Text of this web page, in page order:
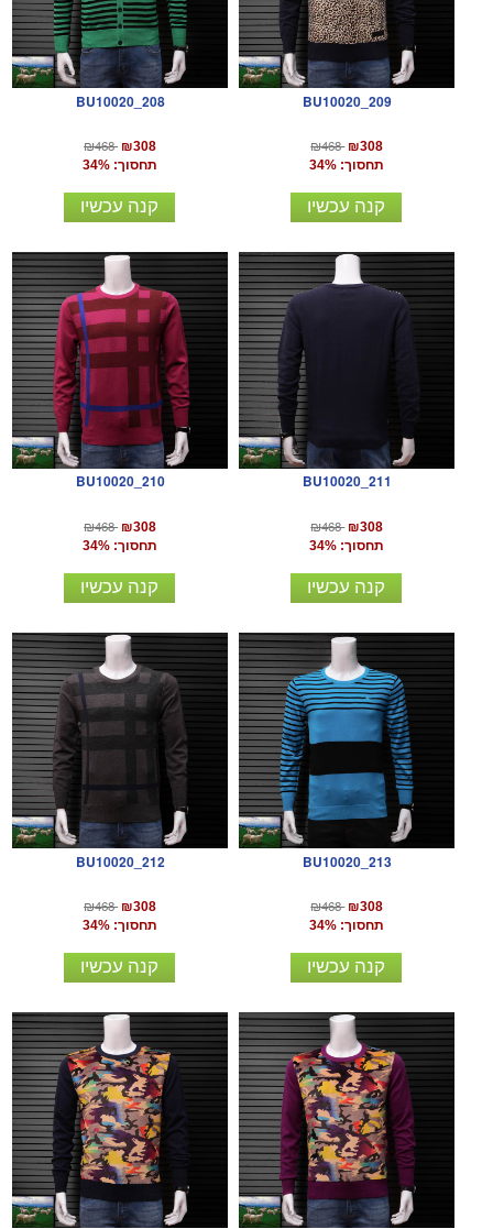
BU10020_208
₪468 ₪308
תחסוך: 34%
קנה עכשיו
BU10020_209
₪468 ₪308
תחסוך: 34%
קנה עכשיו
BU10020_210
₪468 ₪308
תחסוך: 34%
קנה עכשיו
BU10020_211
₪468 ₪308
תחסוך: 34%
קנה עכשיו
BU10020_212
₪468 ₪308
תחסוך: 34%
קנה עכשיו
BU10020_213
₪468 ₪308
תחסוך: 34%
קנה עכשיו